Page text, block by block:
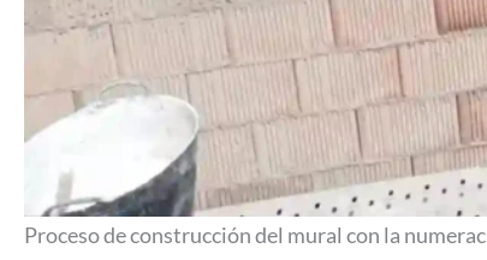
Proceso de construcción del mural con la